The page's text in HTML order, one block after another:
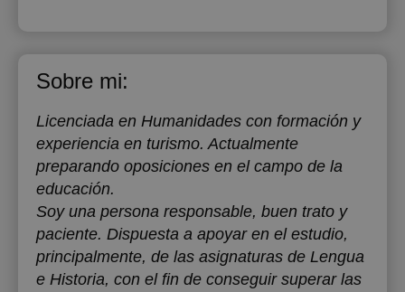
Sobre mi:
Licenciada en Humanidades con formación y
experiencia en turismo. Actualmente
preparando oposiciones en el campo de la
educación.
Soy una persona responsable, buen trato y
paciente. Dispuesta a apoyar en el estudio,
principalmente, de las asignaturas de Lengua
e Historia, con el fin de conseguir superar las